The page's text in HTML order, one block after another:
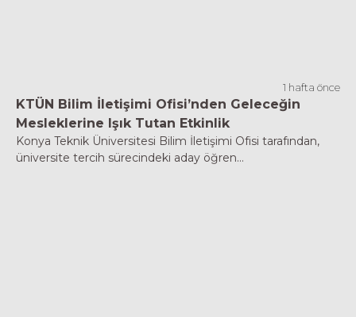
1 hafta önce
KTÜN Bilim İletişimi Ofisi’nden Geleceğin
Mesleklerine Işık Tutan Etkinlik
Konya Teknik Üniversitesi Bilim İletişimi Ofisi tarafından,
üniversite tercih sürecindeki aday öğren...